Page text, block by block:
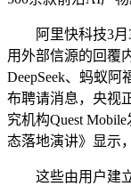
阿里快科技3月
用外部信源的回覆
DeepSeek、蚂蚁
布聘请消息，央视
究机构Quest
态落地演讲》显示
这些由用户建立